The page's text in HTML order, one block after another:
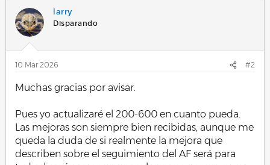
c
i
o
e
s
:
larry
Disparando
10 Mar 2026 #2
Muchas gracias por avisar.
Pues yo actualizaré el 200-600 en cuanto pueda.
Las mejoras son siempre bien recibidas, aunque me
queda la duda de si realmente la mejora que
describen sobre el seguimiento del AF será para